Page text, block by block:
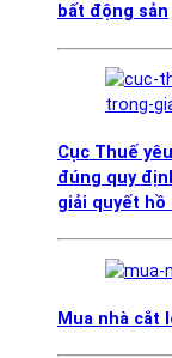
bất động sản
Cục Thuế
đúng quy
giải quyết hồ
Mua nhà cắt